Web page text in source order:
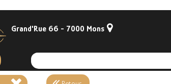
Grand'Rue 66 - 7000 Mons